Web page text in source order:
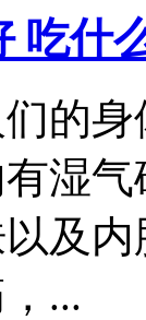
吃什
的
湿
及
...